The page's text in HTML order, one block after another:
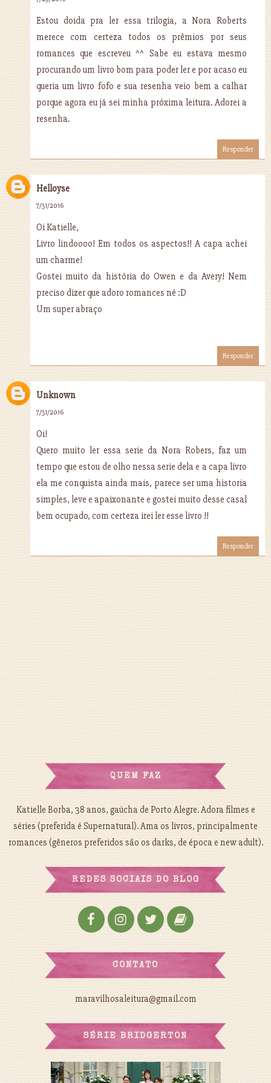
Estou doida pra ler essa trilogia, a Nora Roberts
merece com certeza todos os prêmios por seus
romances que escreveu ^^ Sabe eu estava mesmo
procurando um livro bom para poder ler e por acaso eu
queria um livro fofo e sua resenha veio bem a calhar
porque agora eu já sei minha próxima leitura. Adorei a
resenha.
Responder
Helloyse
7/31/2016
Oi Katielle,
Livro lindoooo! Em todos os aspectos!! A capa achei
um charme!
Gostei muito da história do Owen e da Avery! Nem
preciso dizer que adoro romances né :D
Um super abraço
Responder
Unknown
7/31/2016
Oi!
Quero muito ler essa serie da Nora Robers, faz um
tempo que estou de olho nessa serie dela e a capa livro
ela me conquista ainda mais, parece ser uma historia
simples, leve e apaixonante e gostei muito desse casal
bem ocupado, com certeza irei ler esse livro !!
Responder
QUEM FAZ
Katielle Borba, 38 anos, gaúcha de Porto Alegre. Adora filmes e
séries (preferida é Supernatural). Ama os livros, principalmente
romances (gêneros preferidos são os darks, de época e new adult).
REDES SOCIAIS DO BLOG
CONTATO
maravilhosaleitura@gmail.com
SÉRIE BRIDGERTON